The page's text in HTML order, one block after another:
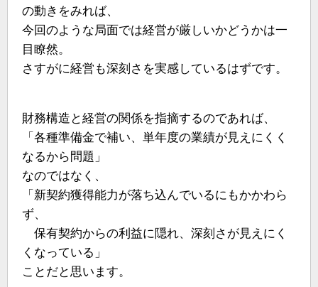
の動きをみれば、
今回のような局面では経営が厳しいかどうかは一
目瞭然。
さすがに経営も深刻さを実感しているはずです。
財務構造と経営の関係を指摘するのであれば、
「各種準備金で補い、単年度の業績が見えにくく
なるから問題」
なのではなく、
「新契約獲得能力が落ち込んでいるにもかかわら
ず、
保有契約からの利益に隠れ、深刻さが見えにく
くなっている」
ことだと思います。